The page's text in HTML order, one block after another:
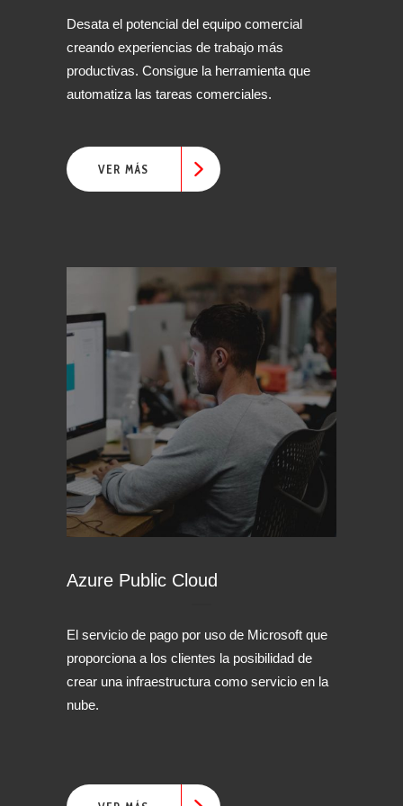
Desata el potencial del equipo comercial
creando experiencias de trabajo más
productivas. Consigue la herramienta que
automatiza las tareas comerciales.
VER MÁS
Azure Public Cloud
El servicio de pago por uso de Microsoft que
proporciona a los clientes la posibilidad de
crear una infraestructura como servicio en la
nube.